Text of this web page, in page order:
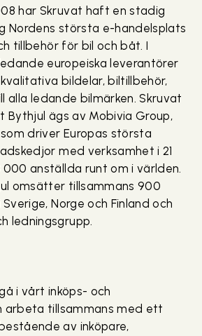
har Skruvat haft en stadig
Nordens största e-handelsplats
tillbehör för bil och båt. I
europeiska leverantörer
bildelar, biltillbehör,
alla ledande bilmärken. Skruvat
Bythjul ägs av Mobivia Group,
driver Europas största
med verksamhet i 21
000 anställda runt om i världen.
omsätter tillsammans 900
Sverige, Norge och Finland och
ledningsgrupp.
i vårt inköps- och
arbeta tillsammans med ett
av inköpare,